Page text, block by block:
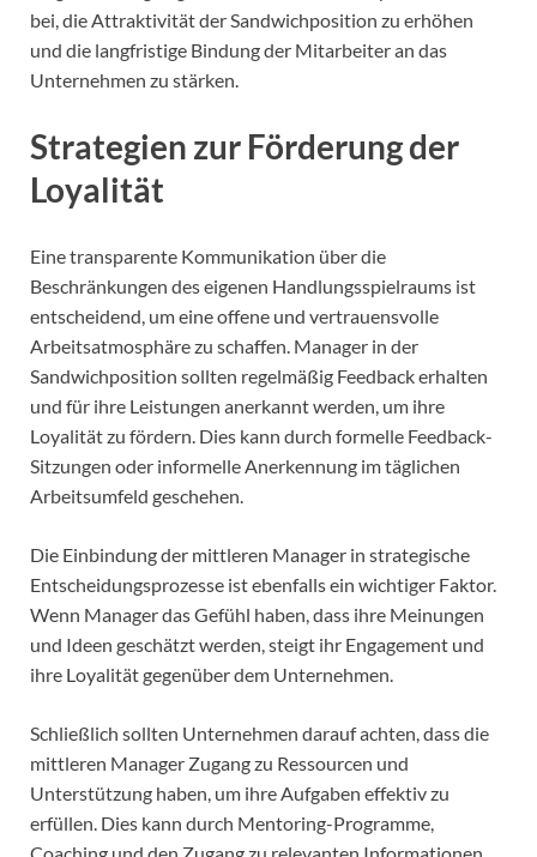
bei, die Attraktivität der Sandwichposition zu erhöhen
und die langfristige Bindung der Mitarbeiter an das
Unternehmen zu stärken.
Strategien zur Förderung der
Loyalität
Eine transparente Kommunikation über die
Beschränkungen des eigenen Handlungsspielraums ist
entscheidend, um eine offene und vertrauensvolle
Arbeitsatmosphäre zu schaffen. Manager in der
Sandwichposition sollten regelmäßig Feedback erhalten
und für ihre Leistungen anerkannt werden, um ihre
Loyalität zu fördern. Dies kann durch formelle Feedback-
Sitzungen oder informelle Anerkennung im täglichen
Arbeitsumfeld geschehen.
Die Einbindung der mittleren Manager in strategische
Entscheidungsprozesse ist ebenfalls ein wichtiger Faktor.
Wenn Manager das Gefühl haben, dass ihre Meinungen
und Ideen geschätzt werden, steigt ihr Engagement und
ihre Loyalität gegenüber dem Unternehmen.
Schließlich sollten Unternehmen darauf achten, dass die
mittleren Manager Zugang zu Ressourcen und
Unterstützung haben, um ihre Aufgaben effektiv zu
erfüllen. Dies kann durch Mentoring-Programme,